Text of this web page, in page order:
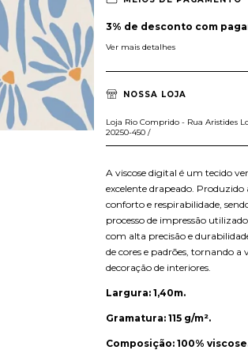
3% de desconto com
Ver mais detalhes
NOSSA LOJA
Loja Rio Comprido - Rua Aristides
20250-450 /
A viscose digital é um tecido
excelente drapeado. Produzido
conforto e respirabilidade,
processo de impressão
com alta precisão e
de cores e padrões, tornando
decoração de interiores.
Largura: 1,40m.
Gramatura: 115 g/m².
Composição: 100%